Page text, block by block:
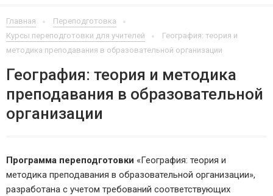
Главная
Переподготовка
Курсы переподготовки для учителей
География: теория и
методика преподавания в образовательной организации
География: теория и методика
преподавания в образовательной
организации
Программа переподготовки «География: теория и
методика преподавания в образовательной организации»,
разработана с учетом требований соответствующих